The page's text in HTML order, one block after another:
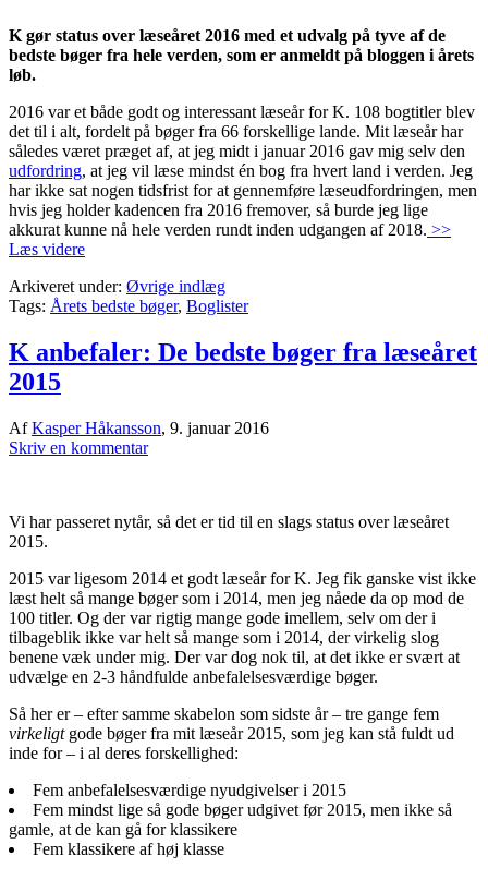
K gør status over læseåret 2016 med et udvalg på tyve af de
bedste bøger fra hele verden, som er anmeldt på bloggen i årets
løb.
2016 var et både godt og interessant læseår for K. 108 bogtitler blev
det til i alt, fordelt på bøger fra 66 forskellige lande. Mit læseår har
således været præget af, at jeg midt i januar 2016 gav mig selv den
udfordring, at jeg vil læse mindst én bog fra hvert land i verden. Jeg
har ikke sat nogen tidsfrist for at gennemføre læseudfordringen, men
hvis jeg holder kadencen fra 2016 fremover, så burde jeg lige
akkurat kunne nå hele verden rundt inden udgangen af 2018. >>
Læs videre
Arkiveret under: Øvrige indlæg
Tags: Årets bedste bøger, Boglister
K anbefaler: De bedste bøger fra læseåret
2015
AfKasper Håkansson, 9. januar 2016
Skriv en kommentar
Vi har passeret nytår, så det er tid til en slags status over læseåret
2015.
2015 var ligesom 2014 et godt læseår for K. Jeg fik ganske vist ikke
læst helt så mange bøger som i 2014, men jeg nåede da op mod de
100 titler. Og der var rigtig mange gode imellem, selv om der i
tilbageblik ikke var helt så mange som i 2014, der virkelig slog
benene væk under mig. Der var dog nok til, at det ikke er svært at
udvælge en 2-3 håndfulde anbefalelsesværdige bøger.
Så her er – efter samme skabelon som sidste år – tre gange fem
virkeligtgode bøger fra mit læseår 2015, som jeg kan stå fuldt ud
inde for – i al deres forskellighed:
Fem anbefalelsesværdige nyudgivelser i 2015
Fem mindst lige så gode bøger udgivet før 2015, men ikke så
gamle, at de kan gå for klassikere
Fem klassikere af høj klasse